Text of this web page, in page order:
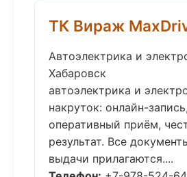
ТК Вираж
Автоэлектрика и
Хабаровск
автоэлектрика и
накруток: онлайн-запись,
оперативный приём,
результат. Все
выдачи прилагаются....